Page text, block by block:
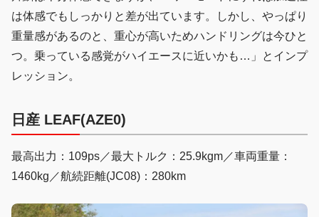
は体感でもしっかりと差が出ています。しかし、やっぱり
重量感があるのと、重心が高いためハンドリングは今ひと
つ。乗っている感覚がハイエースに近いかも…」とインプ
レッション。
日産 LEAF(AZE0)
最高出力：109ps／最大トルク：25.9kgm／車両重量：
1460kg／航続距離(JC08)：280km